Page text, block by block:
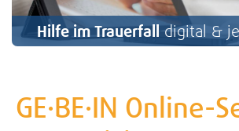
Hilfe im Trauerfalldigital &
GE·BE·IN Online-